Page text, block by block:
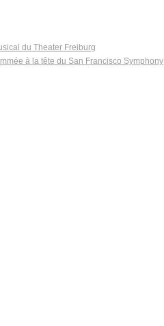
du Theater Freiburg
à la tête du San Francisco Symphony